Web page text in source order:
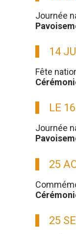
Journée
14
Fête
LE
Journée
25
25